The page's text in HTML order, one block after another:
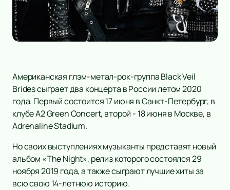
Американская глэм-метал-рок-группа Black Veil
Brides сыграет два концерта в России летом 2020
года. Первый состоится 17 июня в Санкт-Петербург, в
клубе A2 Green Concert, второй - 18 июня в Москве, в
Adrenaline Stadium.
Но своих выступлениях музыканты представят новый
альбом «The Night», релиз которого состоялся 29
ноября 2019 года, а также сыграют лучшие хиты за
всю свою 14-летнюю историю.